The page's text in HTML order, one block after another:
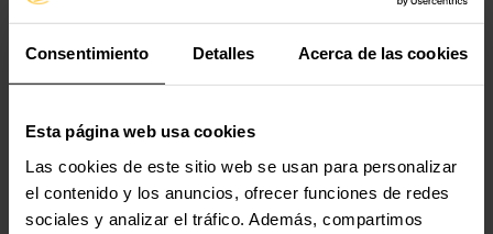
Consentimiento Detalles Acerca de las cookies
Esta página web usa cookies
Las cookies de este sitio web se usan para personalizar
el contenido y los anuncios, ofrecer funciones de redes
sociales y analizar el tráfico. Además, compartimos